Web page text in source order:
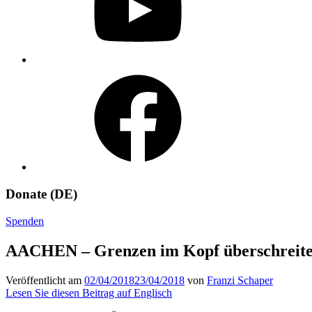
Donate (DE)
Spenden
AACHEN – Grenzen im Kopf
Veröffentlicht am 02/04/201823/04/2018 von Franzi Schaper
Lesen Sie diesen Beitrag auf Englisch